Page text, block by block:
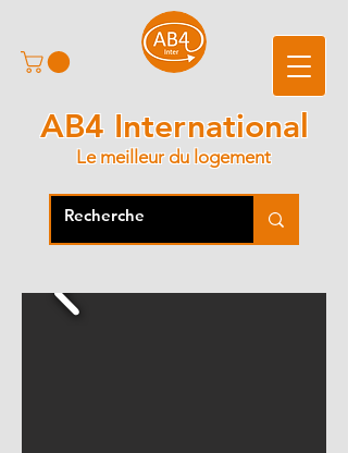
AB4 International
Le meilleur du logement